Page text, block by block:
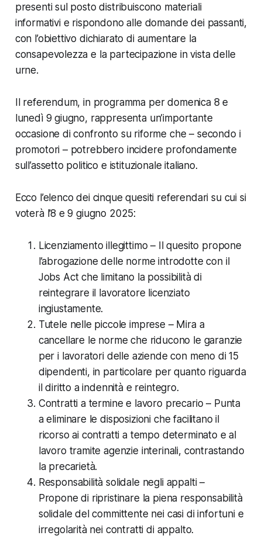
presenti sul posto distribuiscono materiali
informativi e rispondono alle domande dei passanti,
con l’obiettivo dichiarato di aumentare la
consapevolezza e la partecipazione in vista delle
urne.
Il referendum, in programma per domenica 8 e
lunedì 9 giugno, rappresenta un’importante
occasione di confronto su riforme che – secondo i
promotori – potrebbero incidere profondamente
sull’assetto politico e istituzionale italiano.
Ecco l’elenco dei cinque quesiti referendari su cui si
voterà l’8 e 9 giugno 2025:
Licenziamento illegittimo – Il quesito propone
l’abrogazione delle norme introdotte con il
Jobs Act che limitano la possibilità di
reintegrare il lavoratore licenziato
ingiustamente.
Tutele nelle piccole imprese – Mira a
cancellare le norme che riducono le garanzie
per i lavoratori delle aziende con meno di 15
dipendenti, in particolare per quanto riguarda
il diritto a indennità e reintegro.
Contratti a termine e lavoro precario – Punta
a eliminare le disposizioni che facilitano il
ricorso ai contratti a tempo determinato e al
lavoro tramite agenzie interinali, contrastando
la precarietà.
Responsabilità solidale negli appalti –
Propone di ripristinare la piena responsabilità
solidale del committente nei casi di infortuni e
irregolarità nei contratti di appalto.